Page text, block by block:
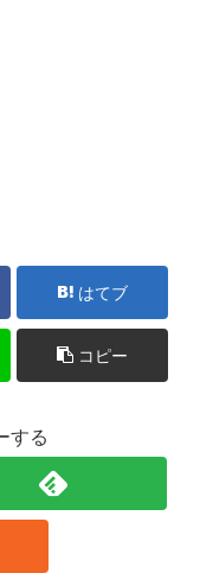
はてブ
コピー
する